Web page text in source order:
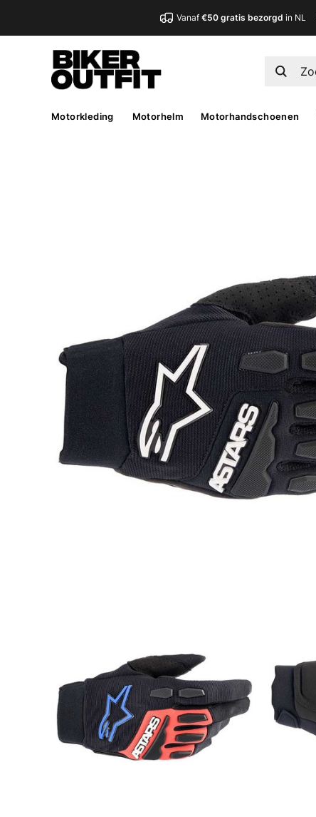
Vanaf€50 gratis bezorgd in NL
Motorkleding Motorhelm Motorhandschoenen